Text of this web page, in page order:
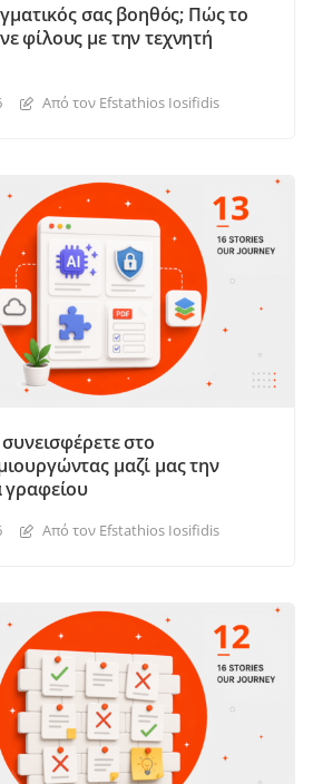
σας βοηθός; Πώς το
φίλους με την τεχνητή
Από τον Efstathios Iosifidis
στο
μαζί μας την
γραφείου
Από τον Efstathios Iosifidis